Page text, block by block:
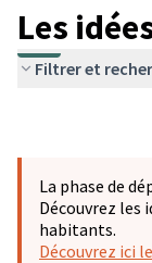
Les
Filtrer et
La phase de
Découvrez les
habitants.
Découvrez ici